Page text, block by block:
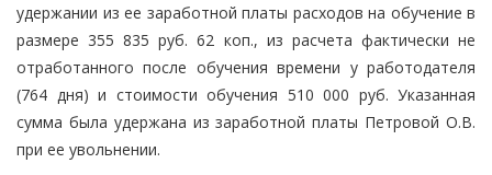
удержании из ее заработной платы расходов на обучение в
размере 355 835 руб. 62 коп., из расчета фактически не
отработанного после обучения времени у работодателя
(764 дня) и стоимости обучения 510 000 руб. Указанная
сумма была удержана из заработной платы Петровой О.В.
при ее увольнении.